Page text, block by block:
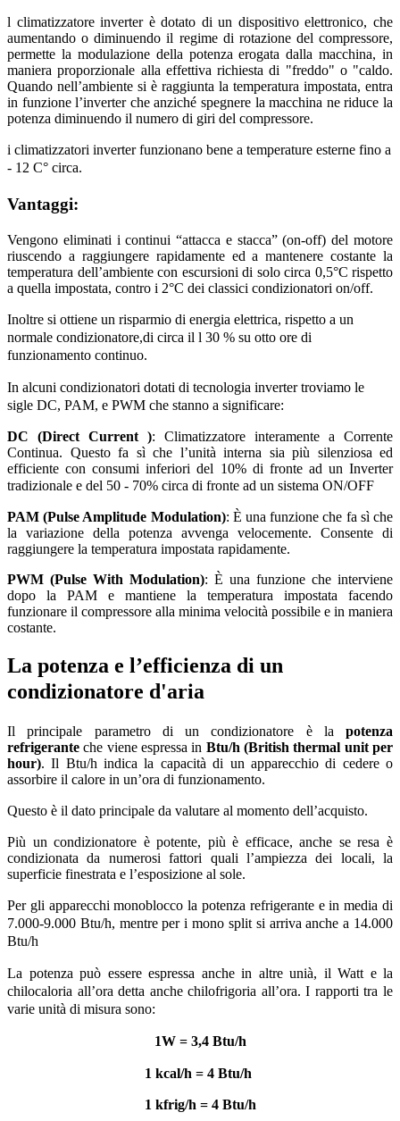
l climatizzatore inverter è dotato di un dispositivo elettronico, che
aumentando o diminuendo il regime di rotazione del compressore,
permette la modulazione della potenza erogata dalla macchina, in
maniera proporzionale alla effettiva richiesta di "freddo" o "caldo.
Quando nell’ambiente si è raggiunta la temperatura impostata, entra
in funzione l’inverter che anziché spegnere la macchina ne riduce la
potenza diminuendo il numero di giri del compressore.
i climatizzatori inverter funzionano bene a temperature esterne fino a
- 12 C° circa.
Vantaggi:
Vengono eliminati i continui “attacca e stacca” (on-off) del motore
riuscendo a raggiungere rapidamente ed a mantenere costante la
temperatura dell’ambiente con escursioni di solo circa 0,5°C rispetto
a quella impostata, contro i 2°C dei classici condizionatori on/off.
Inoltre si ottiene un risparmio di energia elettrica, rispetto a un
normale condizionatore,di circa il l 30 % su otto ore di
funzionamento continuo.
In alcuni condizionatori dotati di tecnologia inverter troviamo le
sigle DC, PAM, e PWM che stanno a significare:
DC (Direct Current ): Climatizzatore interamente a Corrente
Continua. Questo fa sì che l’unità interna sia più silenziosa ed
efficiente con consumi inferiori del 10% di fronte ad un Inverter
tradizionale e del 50 - 70% circa di fronte ad un sistema ON/OFF
PAM (Pulse Amplitude Modulation): È una funzione che fa sì che
la variazione della potenza avvenga velocemente. Consente di
raggiungere la temperatura impostata rapidamente.
PWM (Pulse With Modulation): È una funzione che interviene
dopo la PAM e mantiene la temperatura impostata facendo
funzionare il compressore alla minima velocità possibile e in maniera
costante.
La potenza e l’efficienza di un
condizionatore d'aria
Il principale parametro di un condizionatore è la potenza
refrigerante che viene espressa in Btu/h (British thermal unit per
hour). Il Btu/h indica la capacità di un apparecchio di cedere o
assorbire il calore in un’ora di funzionamento.
Questo è il dato principale da valutare al momento dell’acquisto.
Più un condizionatore è potente, più è efficace, anche se resa è
condizionata da numerosi fattori quali l’ampiezza dei locali, la
superficie finestrata e l’esposizione al sole.
Per gli apparecchi monoblocco la potenza refrigerante e in media di
7.000-9.000 Btu/h, mentre per i mono split si arriva anche a 14.000
Btu/h
La potenza può essere espressa anche in altre unià, il Watt e la
chilocaloria all’ora detta anche chilofrigoria all’ora. I rapporti tra le
varie unità di misura sono:
1W = 3,4 Btu/h
1 kcal/h = 4 Btu/h
1 kfrig/h = 4 Btu/h